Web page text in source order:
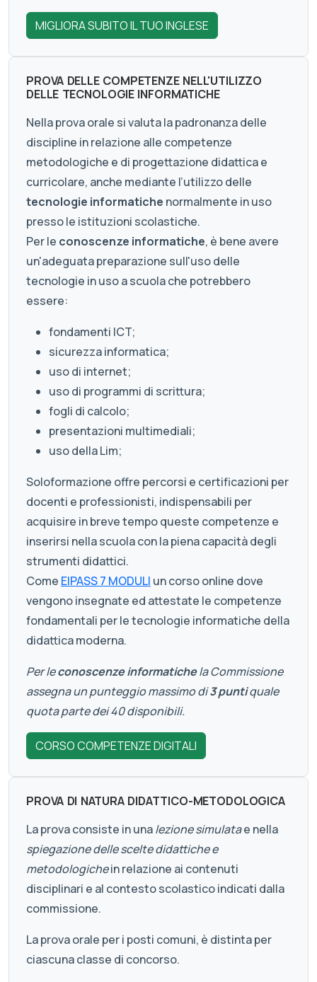
MIGLIORA SUBITO IL TUO INGLESE
PROVA DELLE COMPETENZE NELL'UTILIZZO
DELLE TECNOLOGIE INFORMATICHE
Nella prova orale si valuta la padronanza delle
discipline in relazione alle competenze
metodologiche e di progettazione didattica e
curricolare, anche mediante l’utilizzo delle
tecnologie informatiche normalmente in uso
presso le istituzioni scolastiche.
Per le conoscenze informatiche, è bene avere
un'adeguata preparazione sull'uso delle
tecnologie in uso a scuola che potrebbero
essere:
fondamenti ICT;
sicurezza informatica;
uso di internet;
uso di programmi di scrittura;
fogli di calcolo;
presentazioni multimediali;
uso della Lim;
Soloformazione offre percorsi e certificazioni per
docenti e professionisti, indispensabili per
acquisire in breve tempo queste competenze e
inserirsi nella scuola con la piena capacità degli
strumenti didattici.
Come EIPASS 7 MODULI un corso online dove
vengono insegnate ed attestate le competenze
fondamentali per le tecnologie informatiche della
didattica moderna.
Per leconoscenze informatichela Commissione
assegna un punteggio massimo di3 puntiquale
quota parte dei 40 disponibili.
CORSO COMPETENZE DIGITALI
PROVA DI NATURA DIDATTICO-METODOLOGICA
La prova consiste in unalezione simulatae nella
spiegazione delle scelte didattiche e
metodologichein relazione ai contenuti
disciplinari e al contesto scolastico indicati dalla
commissione.
La prova orale per i posti comuni, è distinta per
ciascuna classe di concorso.